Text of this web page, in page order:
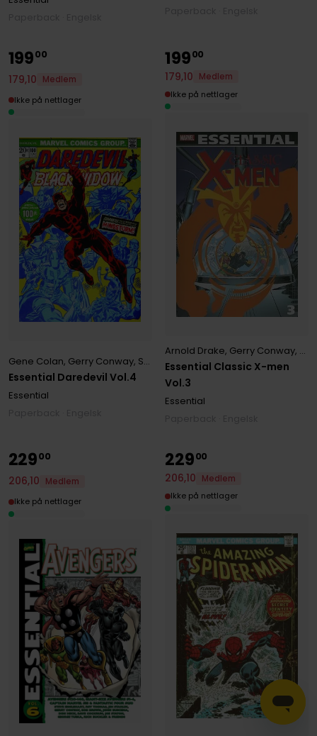
Essential Daredevil Vol.4
Gene Colan, Gerry Conway, Steve Gerber
Essential
19900
179,10
Medlem
Ikke på nettlager
Essential Classic X-men
Vol.3
Arnold Drake, Gerry Conway,
Essential
19900
179,10
Medlem
Ikke på nettlager
22900
206,10
Medlem
Ikke på nettlager
22900
206,10
Medlem
Ikke på nettlager